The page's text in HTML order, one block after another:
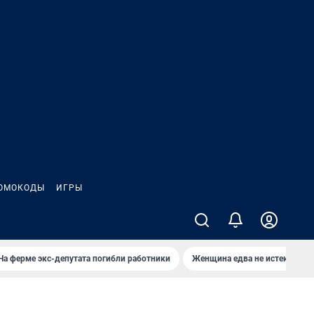
ИГРЫ
ферме экс-депутата погибли работники Женщина едва не истекла